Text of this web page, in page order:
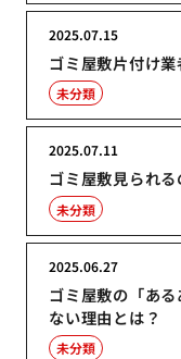
ゴミ屋敷片付け
2025.07.15
未分類
ゴミ屋敷見られ
2025.07.11
未分類
ゴミ屋敷の「あ
ない理由とは？
2025.06.27
未分類